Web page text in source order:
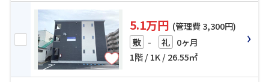
5.1万円 (管理費 3,300円)
敷 - 礼 0ヶ月
1階 / 1K / 26.55㎡